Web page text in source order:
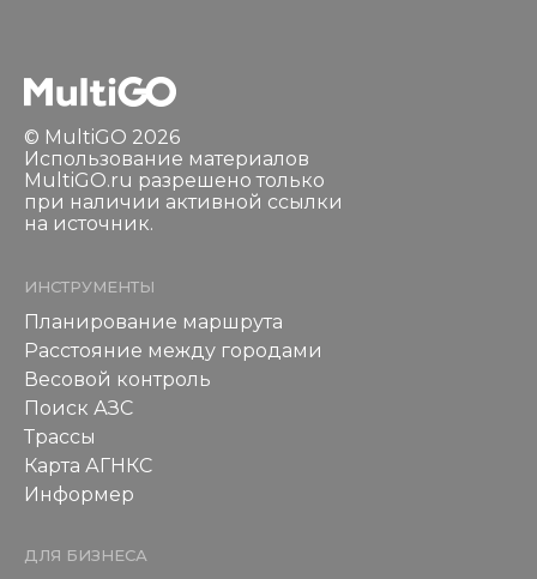
© MultiGO 2026
Использование материалов
MultiGO.ru разрешено только
при наличии активной ссылки
на источник.
ИНСТРУМЕНТЫ
Планирование маршрута
Расстояние между городами
Весовой контроль
Поиск АЗС
Трассы
Карта АГНКС
Информер
ДЛЯ БИЗНЕСА